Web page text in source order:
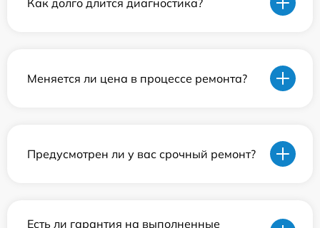
Меняется ли цена в процессе ремонта?
Предусмотрен ли у вас срочный ремонт?
Есть ли гарантия на выполненные